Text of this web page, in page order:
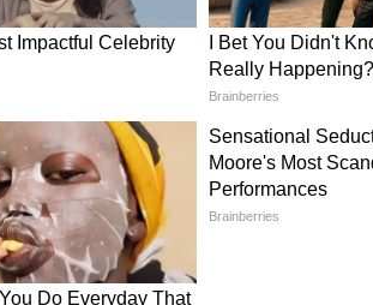
के एक भी वर्ग को लाभ नहीं हुआ है।
हुई हैं, फिर भी सरकार जवाब देने में
the headline, this story has not
and is published from a